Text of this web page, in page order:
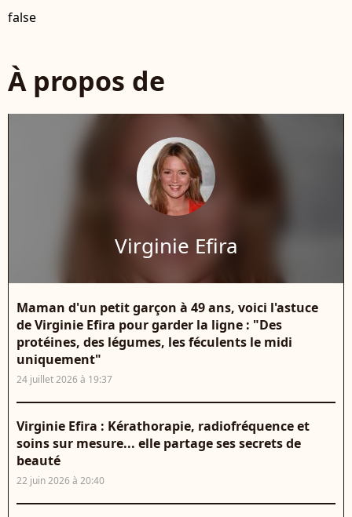
false
À propos de
Virginie Efira
Maman d'un petit garçon à 49 ans, voici l'astuce
de Virginie Efira pour garder la ligne : "Des
protéines, des légumes, les féculents le midi
uniquement"
24 juillet 2026 à 19:37
Virginie Efira : Kérathorapie, radiofréquence et
soins sur mesure... elle partage ses secrets de
beauté
22 juin 2026 à 20:40